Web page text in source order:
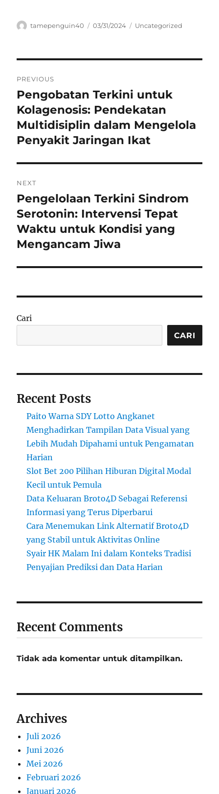
Author
tamepenguin40
Posted
03/31/2024 Categories
Uncategorized
pos
PREVIOUS
Previous
post:
Pengobatan Terkini untuk
Kolagenosis: Pendekatan
Multidisiplin dalam Mengelola
Penyakit Jaringan Ikat
NEXT
Next
post:
Pengelolaan Terkini Sindrom
Serotonin: Intervensi Tepat
Waktu untuk Kondisi yang
Mengancam Jiwa
Cari
CARI
Recent Posts
Paito Warna SDY Lotto Angkanet
Menghadirkan Tampilan Data Visual yang
Lebih Mudah Dipahami untuk Pengamatan
Harian
Slot Bet 200 Pilihan Hiburan Digital Modal
Kecil untuk Pemula
Data Keluaran Broto4D Sebagai Referensi
Informasi yang Terus Diperbarui
Cara Menemukan Link Alternatif Broto4D
yang Stabil untuk Aktivitas Online
Syair HK Malam Ini dalam Konteks Tradisi
Penyajian Prediksi dan Data Harian
Recent Comments
Tidak ada komentar untuk ditampilkan.
Archives
Juli 2026
Juni 2026
Mei 2026
Februari 2026
Januari 2026